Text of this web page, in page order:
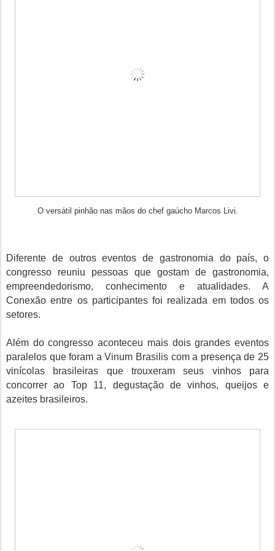
O versátil pinhão nas mãos do chef gaúcho Marcos Livi.
Diferente de outros eventos de gastronomia do país, o
congresso reuniu pessoas que gostam de gastronomia,
empreendedorismo, conhecimento e atualidades. A
Conexão entre os participantes foi realizada em todos os
setores.
Além do congresso aconteceu mais dois grandes eventos
paralelos que foram a Vinum Brasilis com a presença de 25
vinícolas brasileiras que trouxeram seus vinhos para
concorrer ao Top 11, degustação de vinhos, queijos e
azeites brasileiros.